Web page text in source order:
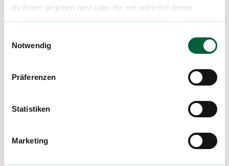
du ihnen gegeben hast oder die sie während deiner
wilden Internet-Abenteuer gesammelt haben. Begleite
Notwendig
Präferenzen
Statistiken
Marketing
Die entspannende Wirkung hängt nicht nur
mit THC zusammen, sondern stark mit dem
in Mango und Hopfen vorkommt. Es wird mit